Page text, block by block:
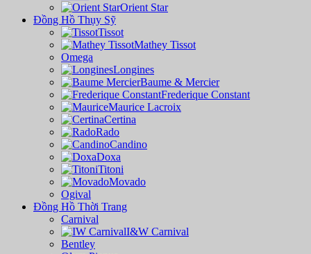
Orient Star
Đồng Hồ Thụy Sỹ
Tissot
Mathey Tissot
Omega
Longines
Baume & Mercier
Frederique Constant
Maurice Lacroix
Certina
Rado
Candino
Doxa
Titoni
Movado
Ogival
Đồng Hồ Thời Trang
Carnival
I&W Carnival
Bentley